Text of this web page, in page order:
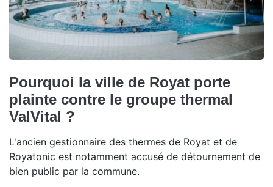
Pourquoi la ville de Royat porte
plainte contre le groupe thermal
ValVital ?
L'ancien gestionnaire des thermes de Royat et de
Royatonic est notamment accusé de détournement de
bien public par la commune.